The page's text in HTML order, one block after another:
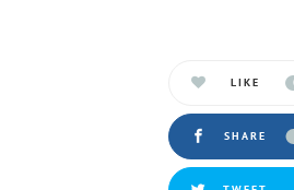
LIKE
SHARE